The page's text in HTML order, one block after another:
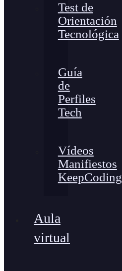
Test de
Orientación
Tecnológica
Guía
de
Perfiles
Tech
Vídeos
Manifiestos
KeepCoding
Aula
virtual